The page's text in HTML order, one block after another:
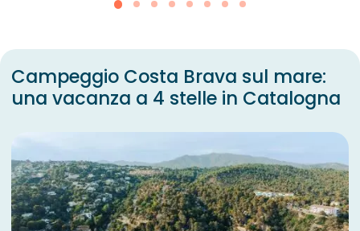
Campeggio Costa Brava sul mare:
una vacanza a 4 stelle in Catalogna